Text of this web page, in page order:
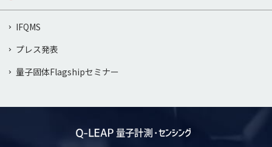
IFQMS
プレス発表
量子固体Flagshipセミナー